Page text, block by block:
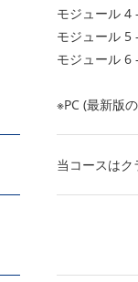
モジュール 4
モジュール
モジュール 6
※PC (最新版
当コースはク